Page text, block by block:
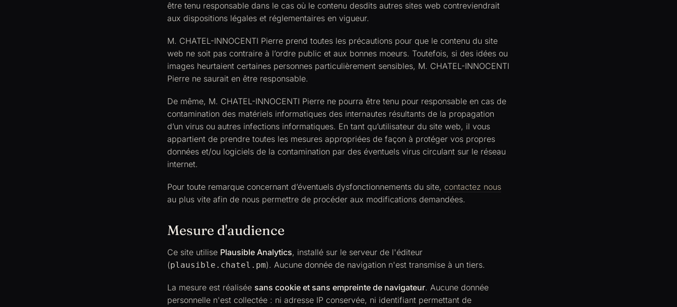
être tenu responsable dans le cas où le contenu desdits autres sites web contreviendrait
aux dispositions légales et réglementaires en vigueur.
M. CHATEL-INNOCENTI Pierre prend toutes les précautions pour que le contenu du site
web ne soit pas contraire à l’ordre public et aux bonnes moeurs. Toutefois, si des idées ou
images heurtaient certaines personnes particulièrement sensibles, M. CHATEL-INNOCENTI
Pierre ne saurait en être responsable.
De même, M. CHATEL-INNOCENTI Pierre ne pourra être tenu pour responsable en cas de
contamination des matériels informatiques des internautes résultants de la propagation
d’un virus ou autres infections informatiques. En tant qu’utilisateur du site web, il vous
appartient de prendre toutes les mesures appropriées de façon à protéger vos propres
données et/ou logiciels de la contamination par des éventuels virus circulant sur le réseau
internet.
Pour toute remarque concernant d’éventuels dysfonctionnements du site, contactez nous
au plus vite afin de nous permettre de procéder aux modifications demandées.
Mesure d'audience
Ce site utilise Plausible Analytics, installé sur le serveur de l'éditeur
(plausible.chatel.pm). Aucune donnée de navigation n'est transmise à un tiers.
La mesure est réalisée sans cookie et sans empreinte de navigateur. Aucune donnée
personnelle n'est collectée : ni adresse IP conservée, ni identifiant permettant de